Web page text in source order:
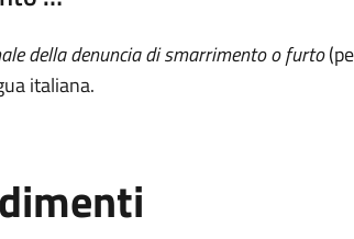
della denuncia di smarrimento o furto
italiana.